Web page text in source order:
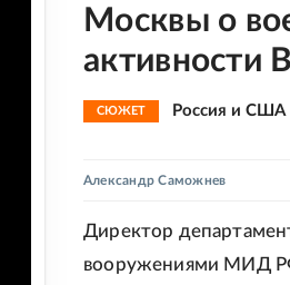
Москвы о
активности
СЮЖЕТ Россия и США
Александр Саможнев
Директор
вооружениями МИД